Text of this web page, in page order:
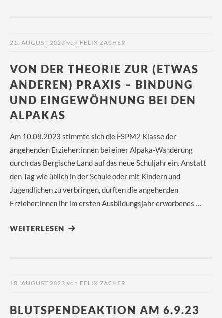
21. AUGUST 2023 von FELIX ZACHER
VON DER THEORIE ZUR (ETWAS
ANDEREN) PRAXIS – BINDUNG
UND EINGEWÖHNUNG BEI DEN
ALPAKAS
Am 10.08.2023 stimmte sich die FSPM2 Klasse der
angehenden Erzieher:innen bei einer Alpaka-Wanderung
durch das Bergische Land auf das neue Schuljahr ein. Anstatt
den Tag wie üblich in der Schule oder mit Kindern und
Jugendlichen zu verbringen, durften die angehenden
Erzieher:innen ihr im ersten Ausbildungsjahr erworbenes …
WEITERLESEN
18. AUGUST 2023 von FELIX ZACHER
BLUTSPENDEAKTION AM 6.9.23